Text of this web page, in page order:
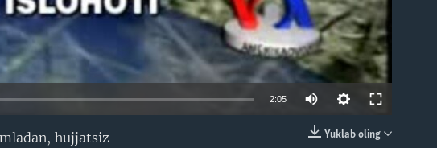
2:05
Yuklab oling
hujjatsiz